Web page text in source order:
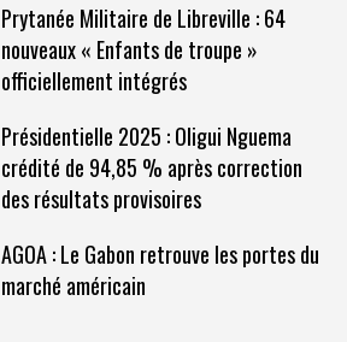
Prytanée Militaire de Libreville : 64
nouveaux « Enfants de troupe »
officiellement intégrés
Présidentielle 2025 : Oligui Nguema
crédité de 94,85 % après correction
des résultats provisoires​
AGOA : Le Gabon retrouve les portes du
marché américain